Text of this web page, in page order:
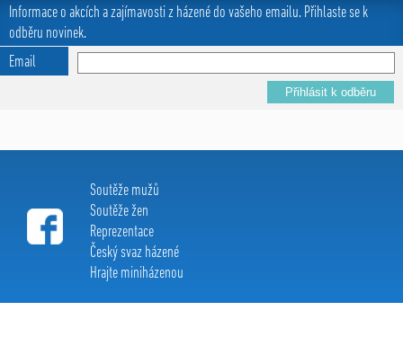
Informace o akcích a zajímavosti z házené do vašeho emailu. Přihlaste se k
odběru novinek.
Email
Soutěže mužů
Soutěže žen
Reprezentace
Český svaz házené
Hrajte miniházenou